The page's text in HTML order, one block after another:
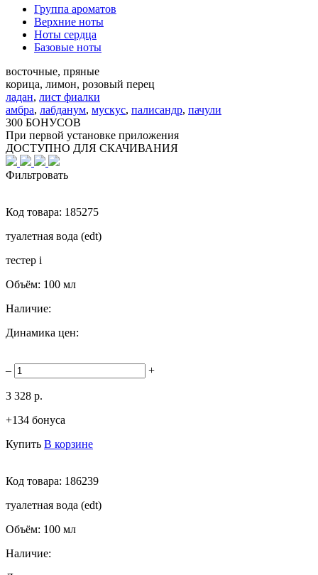
Группа ароматов
Верхние ноты
Ноты сердца
Базовые ноты
восточные, пряные
корица, лимон, розовый перец
ладан, лист фиалки
амбра, лабданум, мускус, палисандр, пачули
300 БОНУСОВ
При первой установке приложения
ДОСТУПНО ДЛЯ СКАЧИВАНИЯ
Фильтровать
Код товара: 185275
туалетная вода (edt)
тестер i
Объём: 100 мл
Наличие:
Динамика цен:
– +
3 328 р.
+134 бонуса
Купить В корзине
Код товара: 186239
туалетная вода (edt)
Объём: 100 мл
Наличие: